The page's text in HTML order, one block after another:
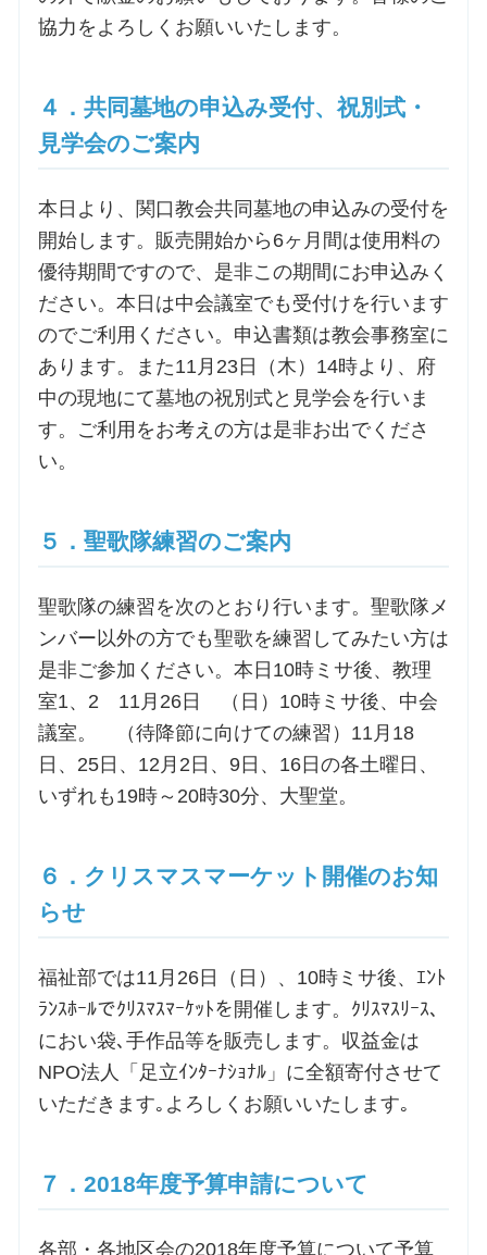
協力をよろしくお願いいたします。
４．共同墓地の申込み受付、祝別式・
見学会のご案内
本日より、関口教会共同墓地の申込みの受付を
開始します。販売開始から6ヶ月間は使用料の
優待期間ですので、是非この期間にお申込みく
ださい。本日は中会議室でも受付けを行います
のでご利用ください。申込書類は教会事務室に
あります。また11月23日（木）14時より、府
中の現地にて墓地の祝別式と見学会を行いま
す。ご利用をお考えの方は是非お出でくださ
い。
５．聖歌隊練習のご案内
聖歌隊の練習を次のとおり行います。聖歌隊メ
ンバー以外の方でも聖歌を練習してみたい方は
是非ご参加ください。本日10時ミサ後、教理
室1、2 11月26日 （日）10時ミサ後、中会
議室。 （待降節に向けての練習）11月18
日、25日、12月2日、9日、16日の各土曜日、
いずれも19時～20時30分、大聖堂。
６．クリスマスマーケット開催のお知
らせ
福祉部では11月26日（日）、10時ミサ後、ｴﾝﾄ
ﾗﾝｽﾎｰﾙでｸﾘｽﾏｽﾏｰｹｯﾄを開催します。ｸﾘｽﾏｽﾘｰｽ､
におい袋､手作品等を販売します。収益金は
NPO法人「足立ｲﾝﾀｰﾅｼｮﾅﾙ」に全額寄付させて
いただきます｡よろしくお願いいたします｡
７．2018年度予算申請について
各部・各地区会の2018年度予算について予算